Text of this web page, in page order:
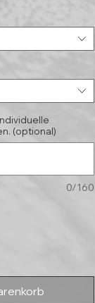
(optional)
0/160